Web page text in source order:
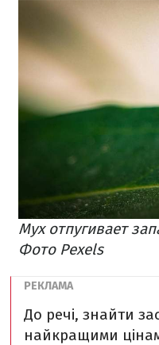
Мух отпугивает
Фото Pexels
До речі, знайти
найкращими